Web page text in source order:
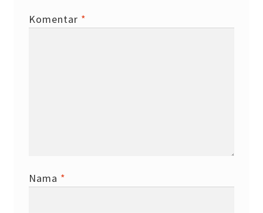
Komentar *
Nama *